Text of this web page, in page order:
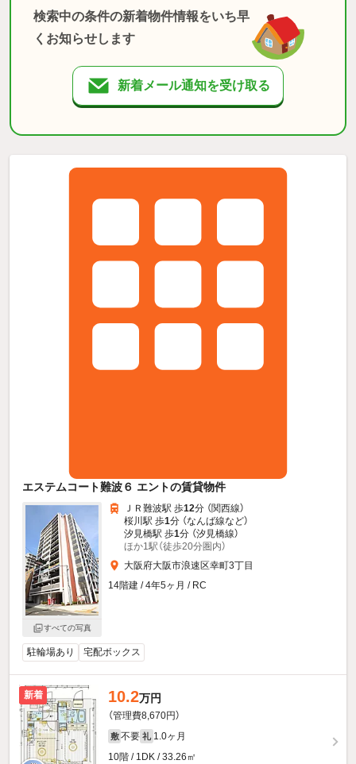
検索中の条件の新着物件情報をいち早
くお知らせします
新着メール通知を受け取る
エステムコート難波６ エントの賃貸物件
すべての写真
ＪＲ難波駅 歩12分 （関西線）
桜川駅 歩1分 （なんば線など）
汐見橋駅 歩1分 （汐見橋線）
ほか1駅（徒歩20分圏内）
大阪府大阪市浪速区幸町3丁目
14階建 / 4年5ヶ月 / RC
駐輪場あり 宅配ボックス
新着 10.2万円
（管理費8,670円）
敷 不要 礼 1.0ヶ月
10階 / 1DK / 33.26㎡